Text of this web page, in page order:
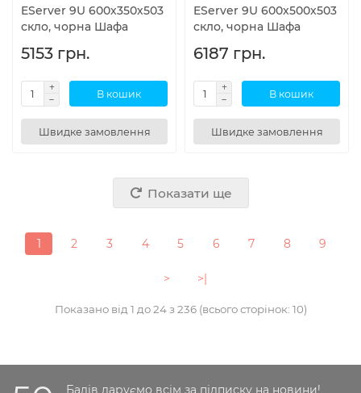
EServer 9U 600х350х503
скло, чорна Шафа
5153 грн.
В кошик
Швидке замовлення
EServer 9U 600х500х503
скло, чорна Шафа
6187 грн.
В кошик
Швидке замовлення
Показати ще
1 2 3 4 5 6 7 8 9
> >|
Показано від 1 до 24 з 236 (всього сторінок: 10)
Балів даруємо всім за підписку на новини!